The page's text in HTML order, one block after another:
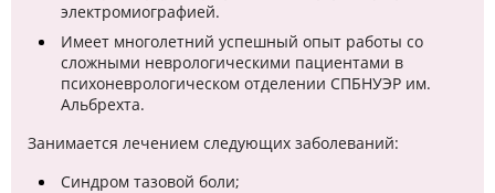
электромиографией.
Имеет многолетний успешный опыт работы со
сложными неврологическими пациентами в
психоневрологическом отделении СПБНУЭР им.
Альбрехта.
Занимается лечением следующих заболеваний:
Синдром тазовой боли;